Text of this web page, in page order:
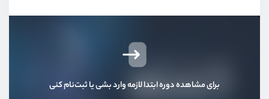
برای مشاهده دوره ابتدا لازمه وارد بشی یا ثبت‌نام کنی